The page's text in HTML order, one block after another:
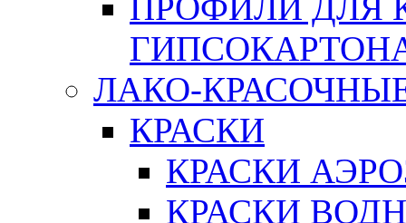
ПРОФИЛИ ДЛЯ
ЛАКО-
КРАСКИ
КРАСКИ
КРАСКИ